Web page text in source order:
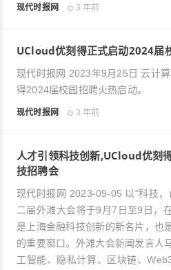
现代时报网 3 年前
UCloud优刻得正式启动2024届
现代时报网 2023年9月25日 云计
得2024届校园招聘火热启动。
现代时报网 3 年前
人才引领科技创新,UCloud优刻
技招聘会
现代时报网 2023-09-05 以“科技
二届外滩大会将于9月7日至9日，
是上海金融科技创新的新名片，也
的重要窗口。外滩大会新闻发言人
工智能、隐私计算、区块链、